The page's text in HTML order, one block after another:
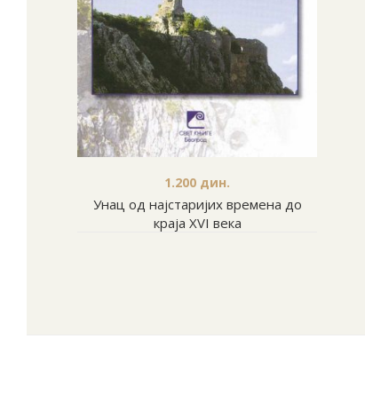
Унац од најстаријих времена до
краја XVI века
1.200 дин.